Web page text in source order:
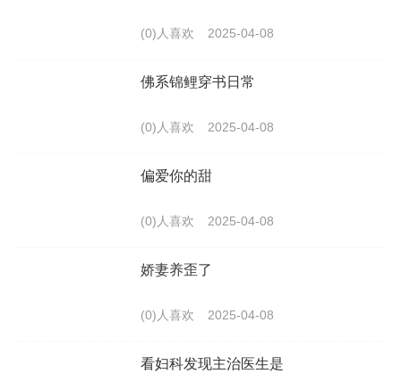
(0)人喜欢 2025-04-08
佛系锦鲤穿书日常
(0)人喜欢 2025-04-08
偏爱你的甜
(0)人喜欢 2025-04-08
娇妻养歪了
(0)人喜欢 2025-04-08
看妇科发现主治医生是